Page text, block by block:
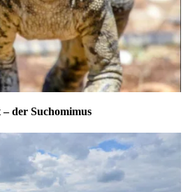
der Suchomimus